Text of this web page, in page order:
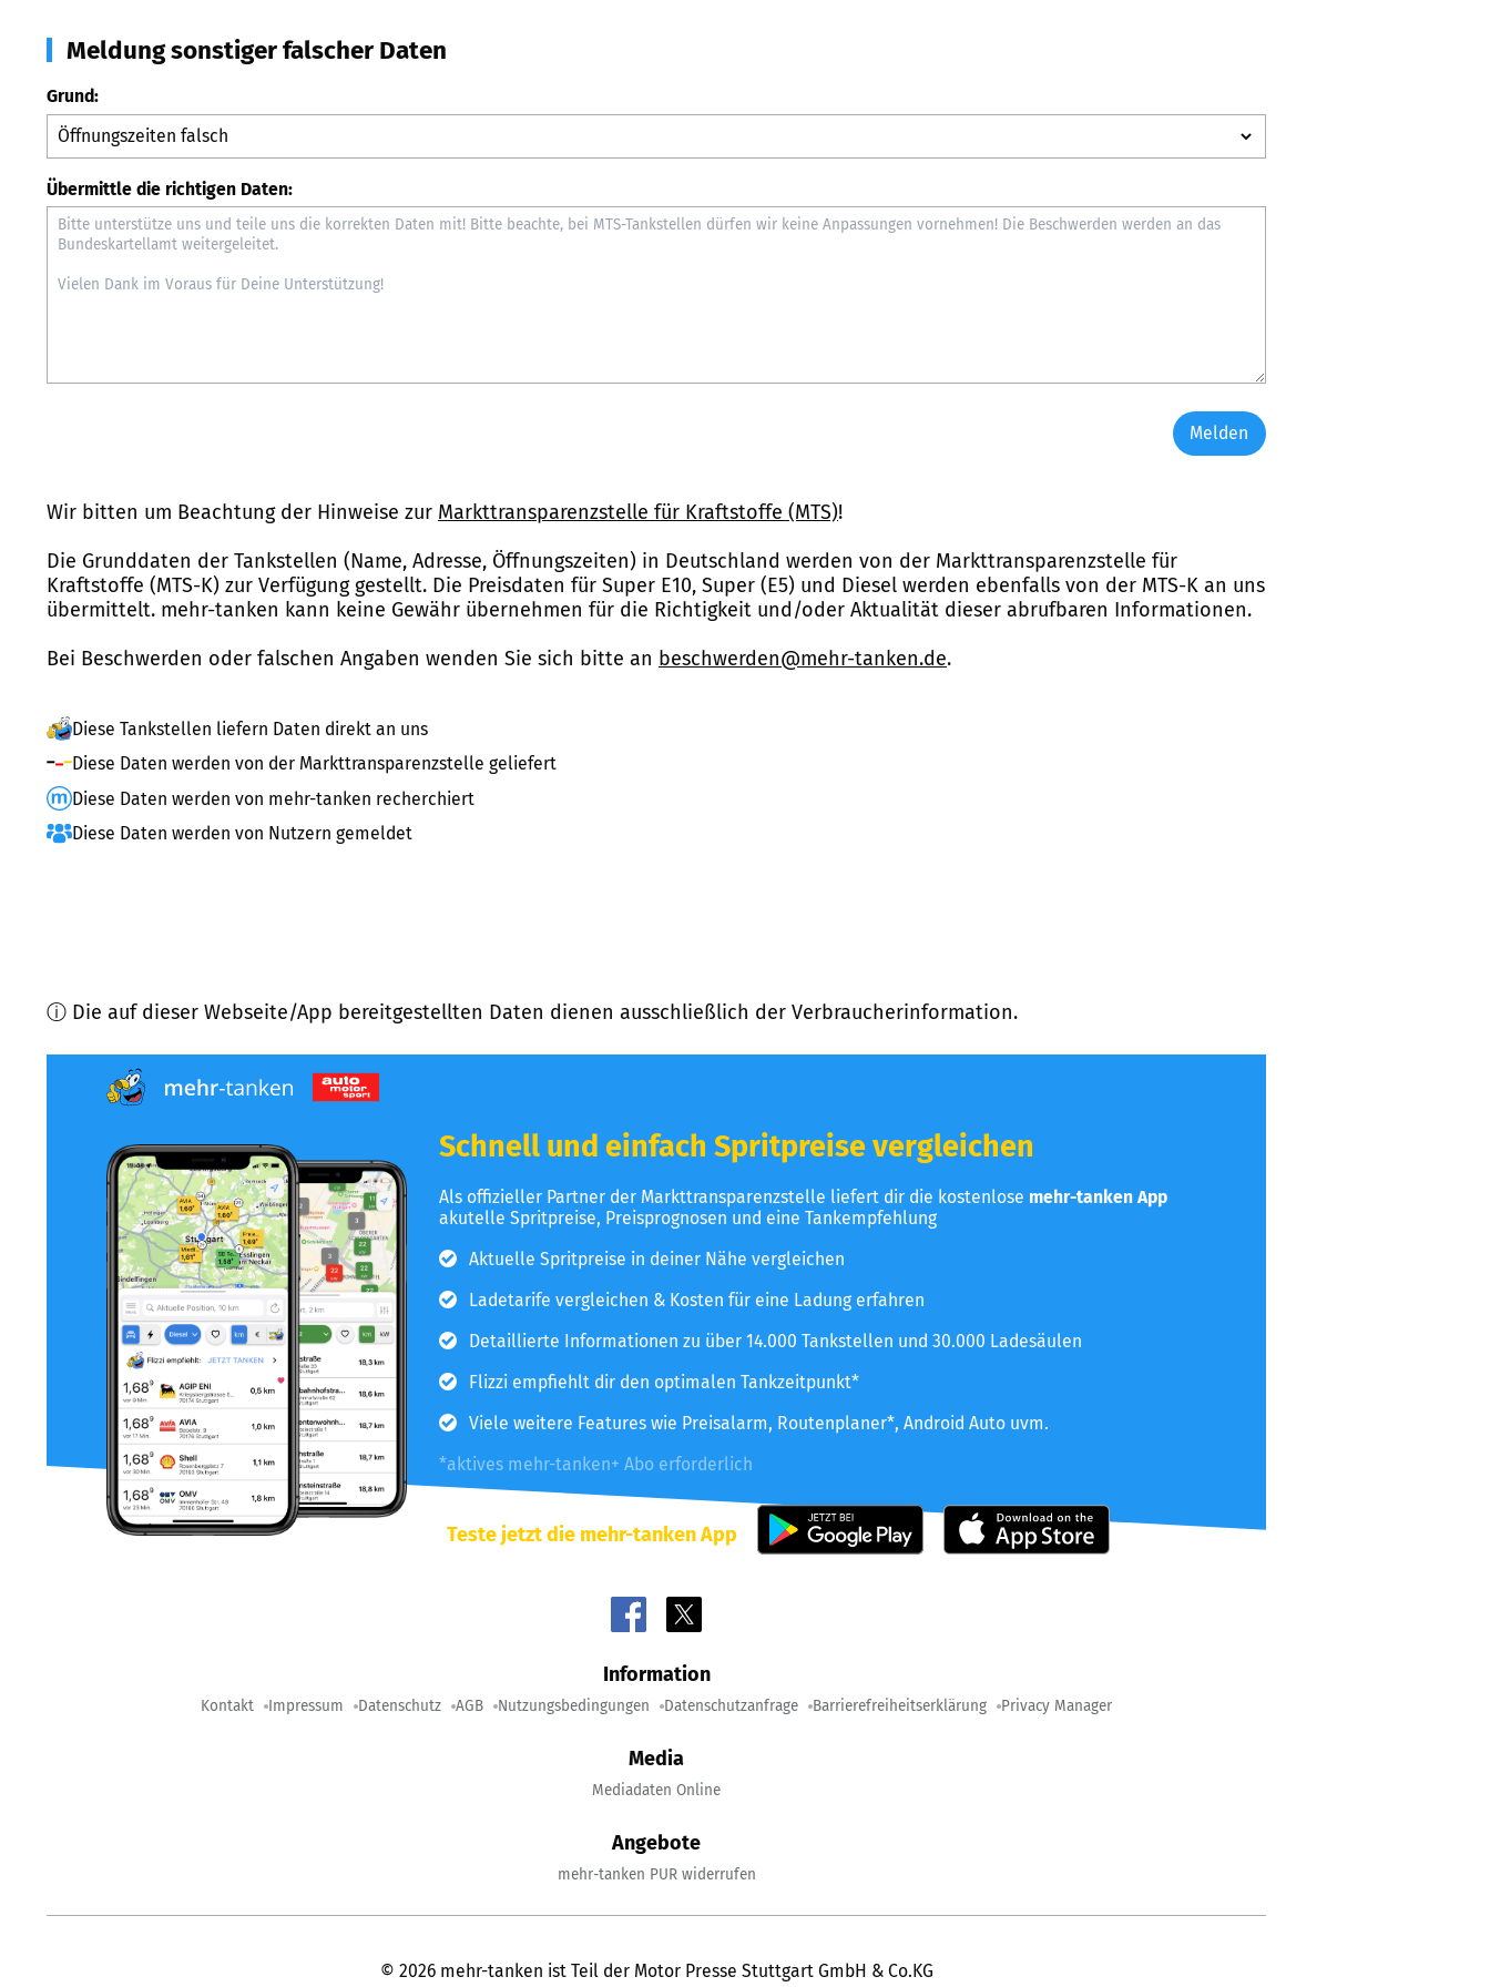
Meldung sonstiger falscher Daten
Grund:
Übermittle die richtigen Daten:
Melden
Wir bitten um Beachtung der Hinweise zur Markttransparenzstelle für Kraftstoffe (MTS)!
Die Grunddaten der Tankstellen (Name, Adresse, Öffnungszeiten) in Deutschland werden von der Markttransparenzstelle für
Kraftstoffe (MTS-K) zur Verfügung gestellt. Die Preisdaten für Super E10, Super (E5) und Diesel werden ebenfalls von der MTS-K an uns
übermittelt. mehr-tanken kann keine Gewähr übernehmen für die Richtigkeit und/oder Aktualität dieser abrufbaren Informationen.
Bei Beschwerden oder falschen Angaben wenden Sie sich bitte an beschwerden@mehr-tanken.de.
Diese Tankstellen liefern Daten direkt an uns
Diese Daten werden von der Markttransparenzstelle geliefert
Diese Daten werden von mehr-tanken recherchiert
Diese Daten werden von Nutzern gemeldet
ⓘ Die auf dieser Webseite/App bereitgestellten Daten dienen ausschließlich der Verbraucherinformation.
Schnell und einfach Spritpreise vergleichen
Als offizieller Partner der Markttransparenzstelle liefert dir die kostenlose mehr-tanken App
akutelle Spritpreise, Preisprognosen und eine Tankempfehlung
Aktuelle Spritpreise in deiner Nähe vergleichen
Ladetarife vergleichen & Kosten für eine Ladung erfahren
Detaillierte Informationen zu über 14.000 Tankstellen und 30.000 Ladesäulen
Flizzi empfiehlt dir den optimalen Tankzeitpunkt*
Viele weitere Features wie Preisalarm, Routenplaner*, Android Auto uvm.
*aktives mehr-tanken+ Abo erforderlich
Teste jetzt die mehr-tanken App
Information
Kontakt Impressum Datenschutz AGB Nutzungsbedingungen Datenschutzanfrage Barrierefreiheitserklärung Privacy Manager
Media
Mediadaten Online
Angebote
mehr-tanken PUR widerrufen
© 2026 mehr-tanken ist Teil der Motor Presse Stuttgart GmbH & Co.KG